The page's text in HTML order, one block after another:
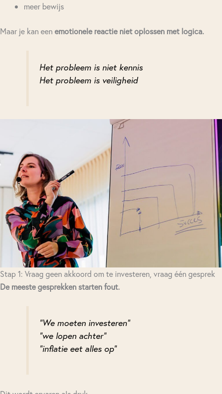
meer bewijs
Maar je kan eenemotionele reactie niet oplossen met logica.
Het probleem is niet kennis
Het probleem is veiligheid
Stap 1: Vraag geen akkoord om te investeren, vraag één gesprek
De meeste gesprekken starten fout.
“We moeten investeren”
“we lopen achter”
“inflatie eet alles op”